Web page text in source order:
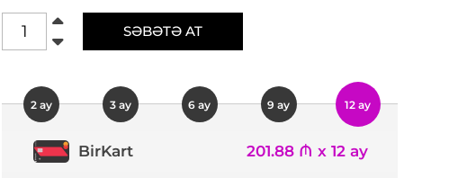
SƏBƏTƏ AT
2 ay 3 ay 6 ay 9 ay 12 ay
BirKart 201.88 ₼ x 12 ay